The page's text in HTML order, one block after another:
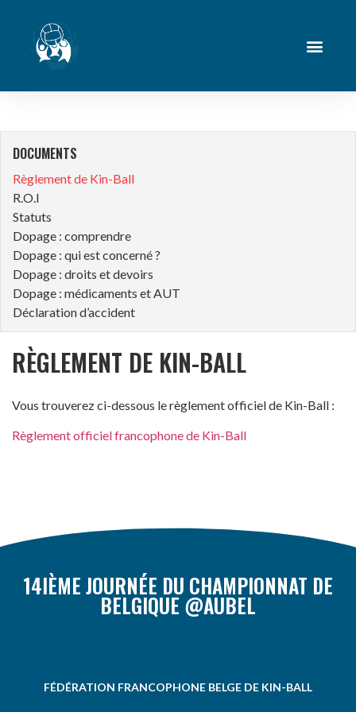
RÈGLEMENT DE KIN-BALL
Vous trouverez ci-dessous le règlement officiel de Kin-Ball :
Règlement officiel francophone de Kin-Ball
DOCUMENTS
Règlement de Kin-Ball
R.O.I
Statuts
Dopage : comprendre
Dopage : qui est concerné ?
Dopage : droits et devoirs
Dopage : médicaments et AUT
Déclaration d’accident
14IÈME JOURNÉE DU CHAMPIONNAT DE
BELGIQUE @AUBEL
FÉDÉRATION FRANCOPHONE BELGE DE KIN-BALL